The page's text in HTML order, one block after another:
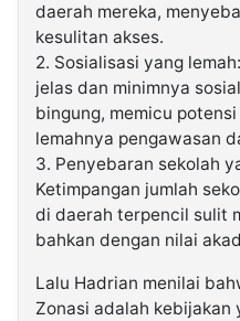
daerah mereka,
kesulitan akses.
2. Sosialisasi yang
jelas dan minimnya
bingung, memicu
lemahnya pengawasan
3. Penyebaran sekolah
Ketimpangan jumlah
di daerah terpencil sulit
bahkan dengan nilai
Lalu Hadrian menilai
Zonasi adalah kebijakan